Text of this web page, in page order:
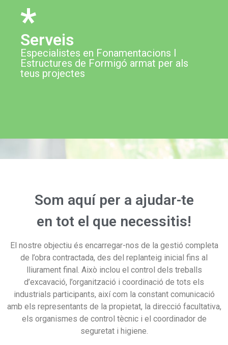
*
Serveis
Especialistes en Fonamentacions I
Estructures de Formigó armat per als
teus projectes
Som aquí per a ajudar-te
en tot el que necessitis!
El nostre objectiu és encarregar-nos de la gestió completa
de l’obra contractada, des del replanteig inicial fins al
lliurament final. Això inclou el control dels treballs
d’excavació, l’organització i coordinació de tots els
industrials participants, així com la constant comunicació
amb els representants de la propietat, la direcció facultativa,
els organismes de control tècnic i el coordinador de
seguretat i higiene.